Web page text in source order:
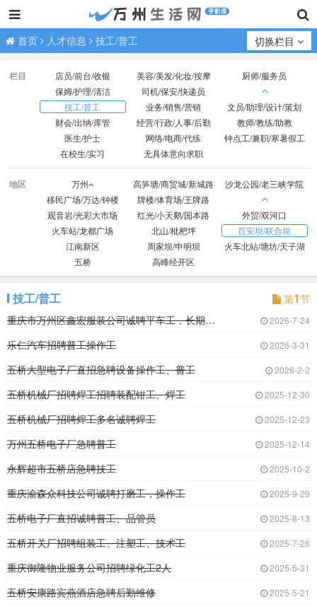
首页 人才信息 技工/普工 切换栏目
栏目 店员/前台/收银 美容/美发/化妆/按摩
厨师/服务员
保姆/护理/清洁
司机/保安/快递员
技工/普工
业务/销售/营销
文员/助理/设计/策划
财会/出纳/库管
经营/行政/人事/后勤
教师/教练/助教
医生/护士
网络/电商/代练
钟点工/兼职/寒暑假工
在校生/实习
无具体意向求职
地区 万州 高笋塘/商贸城/新城路
沙龙公园/老三峡学院
移民广场/万达/钟楼
牌楼/体育场/王牌路
观音岩/光彩大市场
红光/小天鹅/国本路
外贸/双河口
火车站/龙都广场
北山/枇杷坪
百安坝/联合坝
江南新区
周家坝/申明坝
火车北站/塘坊/天子湖
五桥
高峰经开区
技工/普工 第1节
重庆市万州区鑫宏服装公司诚聘平车工，长期临时
2026-7-24
乐仁汽车招聘普工操作工 2026-3-31
五桥大型电子厂直招急聘设备操作工、普工 2026-2-2
五桥机械厂招聘焊工招聘装配钳工、焊工 2025-12-30
五桥机械厂招聘焊工多名诚聘焊工 2025-12-23
万州五桥电子厂急聘普工 2025-12-14
永辉超市五桥店急聘技工 2025-10-2
重庆渝森众科技公司诚聘打磨工，操作工 2025-9-29
五桥电子厂直招诚聘普工、品管员 2025-8-13
五桥开关厂招聘组装工、注塑工、技术工 2025-7-26
重庆御隆物业服务公司招聘绿化工2人 2025-5-31
五桥安康路宾燕酒店急聘后勤维修 2025-5-21